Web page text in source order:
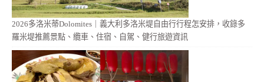
2026多洛米蒂Dolomites｜義大利多洛米堤自由行行程怎安排，收錄多
羅米堤推薦景點、纜車、住宿、自駕、健行旅遊資訊